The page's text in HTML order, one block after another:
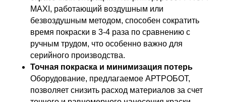
MAXI, работающий воздушным или
безвоздушным методом, способен сократить
время покраски в 3-4 раза по сравнению с
ручным трудом, что особенно важно для
серийного производства.
Точная покраска и минимизация потерь
Оборудование, предлагаемое АРТРОБОТ,
позволяет снизить расход материалов за счет